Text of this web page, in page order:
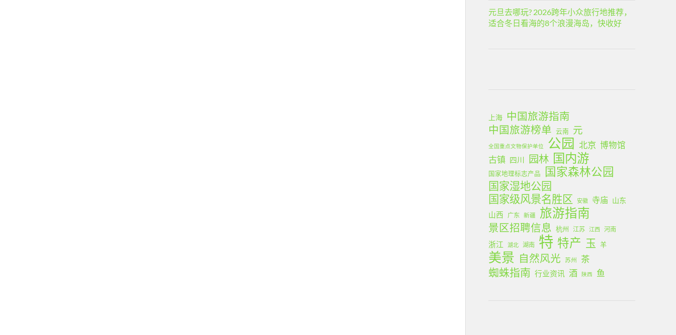
元旦去哪玩? 2026跨年小众旅行地推荐，
适合冬日看海的8个浪漫海岛，快收好
上海
中国旅游指南
中国旅游榜单 云南 元
全国重点文物保护单位 公园 北京 博物馆
古镇 四川 园林 国内游
国家地理标志产品 国家森林公园
国家湿地公园
国家级风景名胜区
安徽 寺庙 山东
山西 广东 新疆 旅游指南
景区招聘信息 杭州 江苏 江西 河南
浙江 湖北 湖南 特 特产 玉 羊
美景 自然风光 苏州 茶
蜘蛛指南 行业资讯 酒 陕西 鱼